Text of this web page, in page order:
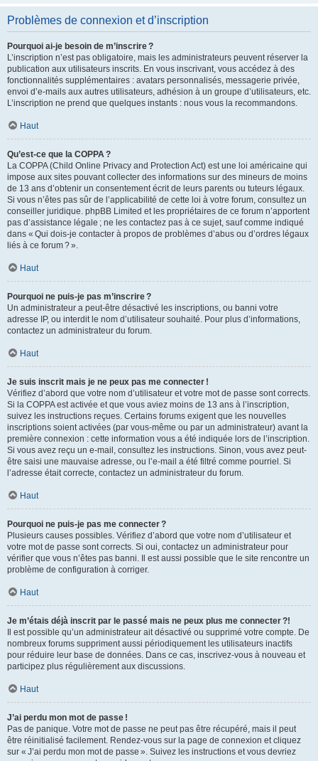
Problèmes de connexion et d’inscription
Pourquoi ai-je besoin de m’inscrire ?
L’inscription n’est pas obligatoire, mais les administrateurs peuvent réserver la
publication aux utilisateurs inscrits. En vous inscrivant, vous accédez à des
fonctionnalités supplémentaires : avatars personnalisés, messagerie privée,
envoi d’e-mails aux autres utilisateurs, adhésion à un groupe d’utilisateurs, etc.
L’inscription ne prend que quelques instants : nous vous la recommandons.
Haut
Qu’est-ce que la COPPA ?
La COPPA (Child Online Privacy and Protection Act) est une loi américaine qui
impose aux sites pouvant collecter des informations sur des mineurs de moins
de 13 ans d’obtenir un consentement écrit de leurs parents ou tuteurs légaux.
Si vous n’êtes pas sûr de l’applicabilité de cette loi à votre forum, consultez un
conseiller juridique. phpBB Limited et les propriétaires de ce forum n’apportent
pas d’assistance légale ; ne les contactez pas à ce sujet, sauf comme indiqué
dans « Qui dois-je contacter à propos de problèmes d’abus ou d’ordres légaux
liés à ce forum ? ».
Haut
Pourquoi ne puis-je pas m’inscrire ?
Un administrateur a peut-être désactivé les inscriptions, ou banni votre
adresse IP, ou interdit le nom d’utilisateur souhaité. Pour plus d’informations,
contactez un administrateur du forum.
Haut
Je suis inscrit mais je ne peux pas me connecter !
Vérifiez d’abord que votre nom d’utilisateur et votre mot de passe sont corrects.
Si la COPPA est activée et que vous aviez moins de 13 ans à l’inscription,
suivez les instructions reçues. Certains forums exigent que les nouvelles
inscriptions soient activées (par vous-même ou par un administrateur) avant la
première connexion : cette information vous a été indiquée lors de l’inscription.
Si vous avez reçu un e-mail, consultez les instructions. Sinon, vous avez peut-
être saisi une mauvaise adresse, ou l’e-mail a été filtré comme pourriel. Si
l’adresse était correcte, contactez un administrateur du forum.
Haut
Pourquoi ne puis-je pas me connecter ?
Plusieurs causes possibles. Vérifiez d’abord que votre nom d’utilisateur et
votre mot de passe sont corrects. Si oui, contactez un administrateur pour
vérifier que vous n’êtes pas banni. Il est aussi possible que le site rencontre un
problème de configuration à corriger.
Haut
Je m’étais déjà inscrit par le passé mais ne peux plus me connecter ?!
Il est possible qu’un administrateur ait désactivé ou supprimé votre compte. De
nombreux forums suppriment aussi périodiquement les utilisateurs inactifs
pour réduire leur base de données. Dans ce cas, inscrivez-vous à nouveau et
participez plus régulièrement aux discussions.
Haut
J’ai perdu mon mot de passe !
Pas de panique. Votre mot de passe ne peut pas être récupéré, mais il peut
être réinitialisé facilement. Rendez-vous sur la page de connexion et cliquez
sur « J’ai perdu mon mot de passe ». Suivez les instructions et vous devriez